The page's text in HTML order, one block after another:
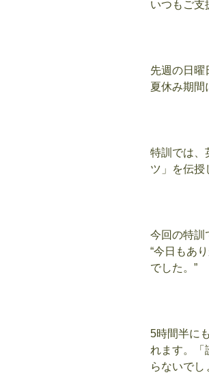
いつもご支
先週の日曜
夏休み期間
特訓では、
ツ」を伝授
今回の特訓
“今日もあ
でした。”
5時間半に
れます。「
らないでし